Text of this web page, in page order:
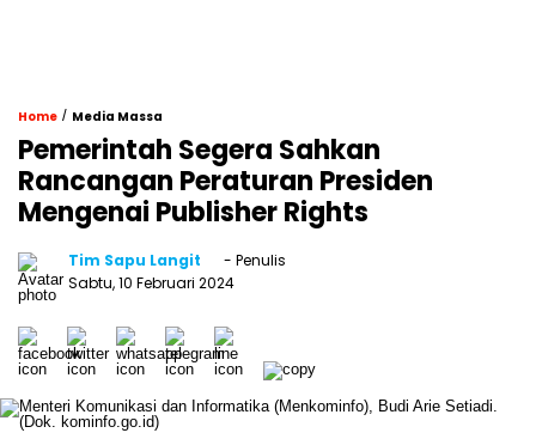
Home / Media Massa
Pemerintah Segera Sahkan
Rancangan Peraturan Presiden
Mengenai Publisher Rights
Tim Sapu Langit
- Penulis
Sabtu, 10 Februari 2024